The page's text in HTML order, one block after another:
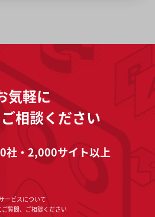
気軽に
相談ください
社・2,000サイト以上
ービスについて
ご質問、ご相談ください